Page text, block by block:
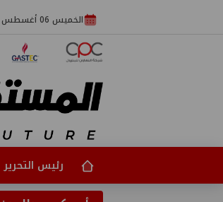
الخميس 06 أغسطس 2026 الموافق 23 صفر 1448
رئيس التحرير